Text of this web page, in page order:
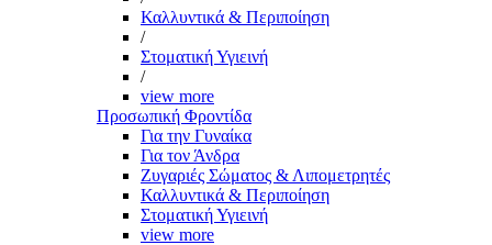
Καλλυντικά & Περιποίηση
/
Στοματική Υγιεινή
/
view more
Προσωπική Φροντίδα
Για την Γυναίκα
Για τον Άνδρα
Ζυγαριές Σώματος & Λιπομετρητές
Καλλυντικά & Περιποίηση
Στοματική Υγιεινή
view more